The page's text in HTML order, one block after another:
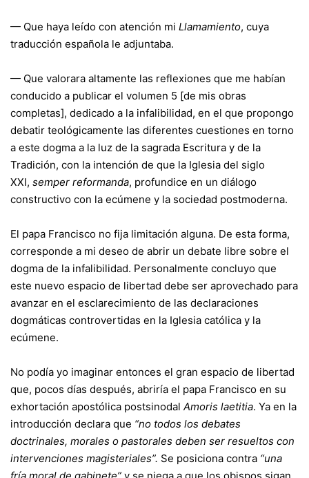
— Que haya leído con atención mi Llamamiento, cuya
traducción española le adjuntaba.
— Que valorara altamente las reflexiones que me habían
conducido a publicar el volumen 5 [de mis obras
completas], dedicado a la infalibilidad, en el que propongo
debatir teológicamente las diferentes cuestiones en torno
a este dogma a la luz de la sagrada Escritura y de la
Tradición, con la intención de que la Iglesia del siglo
XXI, semper reformanda, profundice en un diálogo
constructivo con la ecúmene y la sociedad postmoderna.
El papa Francisco no fija limitación alguna. De esta forma,
corresponde a mi deseo de abrir un debate libre sobre el
dogma de la infalibilidad. Personalmente concluyo que
este nuevo espacio de libertad debe ser aprovechado para
avanzar en el esclarecimiento de las declaraciones
dogmáticas controvertidas en la Iglesia católica y la
ecúmene.
No podía yo imaginar entonces el gran espacio de libertad
que, pocos días después, abriría el papa Francisco en su
exhortación apostólica postsinodal Amoris laetitia. Ya en la
introducción declara que “no todos los debates
doctrinales, morales o pastorales deben ser resueltos con
intervenciones magisteriales”. Se posiciona contra “una